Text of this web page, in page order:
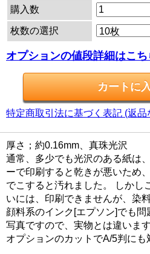
購入数
枚数の選択
オプションの値段詳細はこち
特定商取引法に基づく表記 (返品
厚さ；約0.16mm、真珠光沢
通常、多少でも光沢のある紙は
ーで印刷すると乾きが悪いため
でこすると汚れました。 しかし
いには、印刷できませんが、染
顔料系のインク[エプソン]でも問
写真ですので、実物とは違います
オプションのカットでA/5判にも